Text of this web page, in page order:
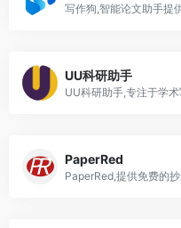
UU科研助手
PaperRed